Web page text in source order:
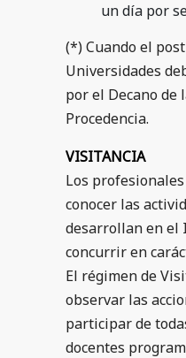
un día por
(*) Cuando el
Universidades
por el Decano de
Procedencia.
VISITANCIA
Los
conocer las
desarrollan en
concurrir en
El régimen de
observar las
participar de
docentes